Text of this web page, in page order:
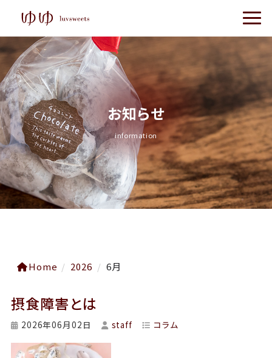
お知らせ
information
Home / 2026 / 6月
摂食障害とは
2026年06月02日 staff コラム